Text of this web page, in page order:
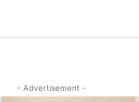
- Advertisement -